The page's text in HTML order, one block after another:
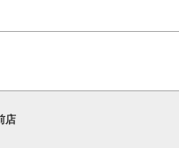
店